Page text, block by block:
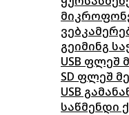
გეიმინგ
USB ფლეშ
SD ფლეშ
USB
საწმენდი